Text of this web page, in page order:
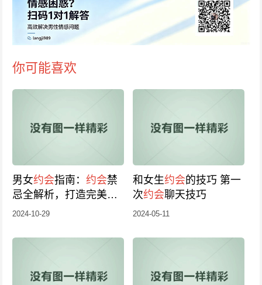
你可能喜欢
男女约会指南： 约会禁
忌全解析，打造完美约
会体验
2024-10-29
和女生约会的技巧 第一
次约会聊天技巧
2024-05-11